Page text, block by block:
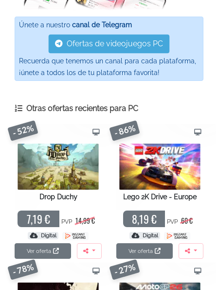
Únete a nuestro canal de Telegram
Ofertas de videojuegos PC
Recuerda que tenemos un canal para cada plataforma,
¡únete a todos los de tu plataforma favorita!
Otras ofertas recientes para PC
- 52%
Drop Duchy
7,19 € PVP 14,99 €
Digital
Ver oferta
- 86%
Lego 2K Drive - Europe
8,19 € PVP 60 €
Digital
Ver oferta
- 78% - 27%